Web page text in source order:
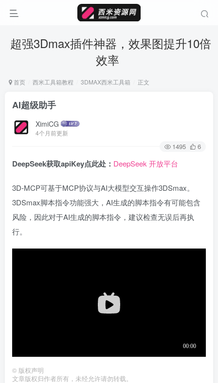
超强3Dmax插件神器，效果图提升10倍
效率
首页 西米工具箱教程 3DMAX西米工具箱 正文
AI超级助手
XimiCG
4个月前更新
1495 6
DeepSeek获取apiKey点此处： DeepSeek 开放平台
3D-MCP可基于MCP协议与AI大模型交互操作3DSmax。
3DSmax脚本指令功能强大，AI生成的脚本指令有可能包含
风险，因此对于AI生成的脚本指令，建议检查无误后再执
行。
© 版权声明
文章版权归作者所有，未经允许请勿转载。